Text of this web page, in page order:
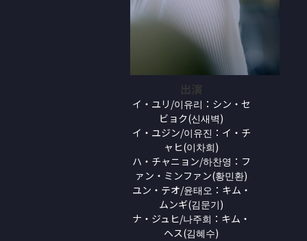
出演
イ・ユリ/이유리：シン・セ
ビョク(신새벽)
イ・ユジン/이유진：イ・チ
ャヒ(이차희)
ハ・チャニョン/하찬영：フ
ァン・ミンファン(황민환)
ユン・テオ/윤태오：キム・
ムンギ(김문기)
ナ・ジュヒ/나주희：キム・
ヘス(김혜수)